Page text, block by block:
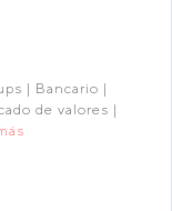
| Bancario |
de valores |